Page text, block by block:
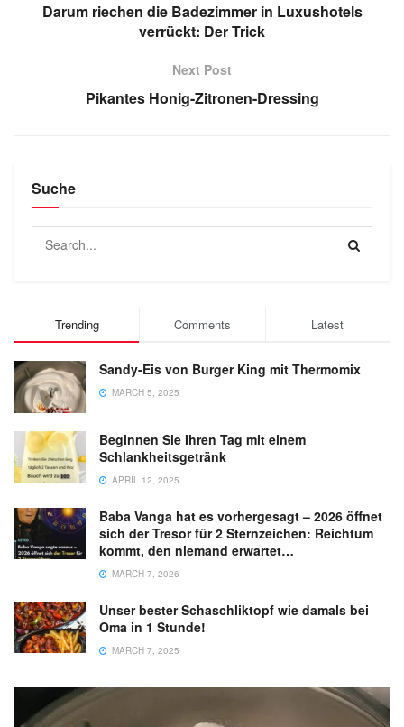
Darum riechen die Badezimmer in Luxushotels
verrückt: Der Trick
Next Post
Pikantes Honig-Zitronen-Dressing
Suche
Trending Comments Latest
Sandy-Eis von Burger King mit Thermomix
MARCH 5, 2025
Beginnen Sie Ihren Tag mit einem
Schlankheitsgetränk
APRIL 12, 2025
Baba Vanga hat es vorhergesagt – 2026 öffnet
sich der Tresor für 2 Sternzeichen: Reichtum
kommt, den niemand erwartet…
MARCH 7, 2026
Unser bester Schaschliktopf wie damals bei
Oma in 1 Stunde!
MARCH 7, 2025